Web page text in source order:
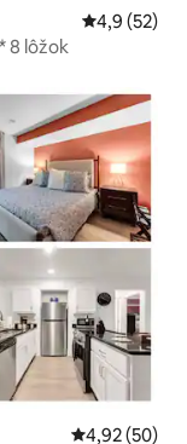
Priemerné
4,9 (52)
8 lôžok
Priemerné
4,92 (50)